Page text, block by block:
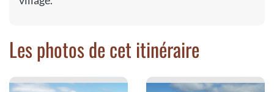
Les photos de cet itinéraire